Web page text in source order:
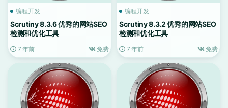
编程开发
Scrutiny 8.3.6 优秀的网站SEO
检测和优化工具
7 年前 免费
编程开发
Scrutiny 8.3.2 优秀的网站SEO
检测和优化工具
7 年前 免费